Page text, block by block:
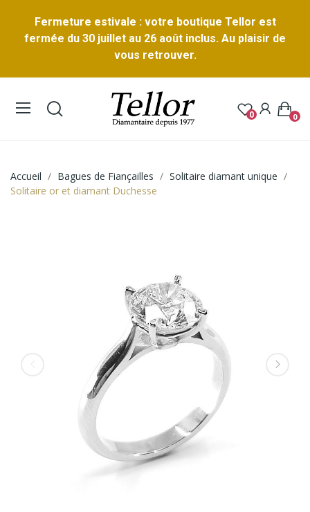
Fermeture estivale : votre boutique Tellor est
fermée du 30 juillet au 26 août inclus. Au plaisir de
vous retrouver.
0 0
Accueil Bagues de Fiançailles
Solitaire diamant unique
Solitaire or et diamant Duchesse